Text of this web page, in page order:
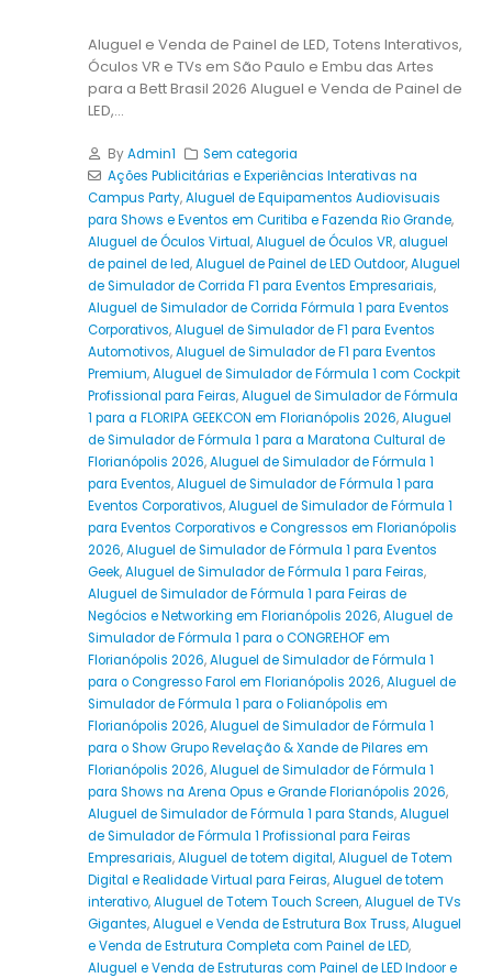
Aluguel e Venda de Painel de LED, Totens Interativos,
Óculos VR e TVs em São Paulo e Embu das Artes
para a Bett Brasil 2026 Aluguel e Venda de Painel de
LED,...
ByAdmin1
Sem categoria
Ações Publicitárias e Experiências Interativas na
Campus Party,Aluguel de Equipamentos Audiovisuais
para Shows e Eventos em Curitiba e Fazenda Rio Grande,
Aluguel de Óculos Virtual,Aluguel de Óculos VR,aluguel
de painel de led,Aluguel de Painel de LED Outdoor,Aluguel
de Simulador de Corrida F1 para Eventos Empresariais,
Aluguel de Simulador de Corrida Fórmula 1 para Eventos
Corporativos,Aluguel de Simulador de F1 para Eventos
Automotivos,Aluguel de Simulador de F1 para Eventos
Premium,Aluguel de Simulador de Fórmula 1 com Cockpit
Profissional para Feiras,Aluguel de Simulador de Fórmula
1 para a FLORIPA GEEKCON em Florianópolis 2026,Aluguel
de Simulador de Fórmula 1 para a Maratona Cultural de
Florianópolis 2026,Aluguel de Simulador de Fórmula 1
para Eventos,Aluguel de Simulador de Fórmula 1 para
Eventos Corporativos,Aluguel de Simulador de Fórmula 1
para Eventos Corporativos e Congressos em Florianópolis
2026,Aluguel de Simulador de Fórmula 1 para Eventos
Geek,Aluguel de Simulador de Fórmula 1 para Feiras,
Aluguel de Simulador de Fórmula 1 para Feiras de
Negócios e Networking em Florianópolis 2026,Aluguel de
Simulador de Fórmula 1 para o CONGREHOF em
Florianópolis 2026,Aluguel de Simulador de Fórmula 1
para o Congresso Farol em Florianópolis 2026,Aluguel de
Simulador de Fórmula 1 para o Folianópolis em
Florianópolis 2026,Aluguel de Simulador de Fórmula 1
para o Show Grupo Revelação & Xande de Pilares em
Florianópolis 2026,Aluguel de Simulador de Fórmula 1
para Shows na Arena Opus e Grande Florianópolis 2026,
Aluguel de Simulador de Fórmula 1 para Stands,Aluguel
de Simulador de Fórmula 1 Profissional para Feiras
Empresariais,Aluguel de totem digital,Aluguel de Totem
Digital e Realidade Virtual para Feiras,Aluguel de totem
interativo,Aluguel de Totem Touch Screen,Aluguel de TVs
Gigantes,Aluguel e Venda de Estrutura Box Truss,Aluguel
e Venda de Estrutura Completa com Painel de LED,
Aluguel e Venda de Estruturas com Painel de LED Indoor e